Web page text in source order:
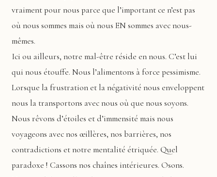
vraiment pour nous parce que l’important ce n’est pas
où nous sommes mais où nous EN sommes avec nous-
mêmes.
Ici ou ailleurs, notre mal-être réside en nous. C’est lui
qui nous étouffe. Nous l’alimentons à force pessimisme.
Lorsque la frustration et la négativité nous enveloppent
nous la transportons avec nous où que nous soyons.
Nous rêvons d’étoiles et d’immensité mais nous
voyageons avec nos œillères, nos barrières, nos
contradictions et notre mentalité étriquée. Quel
paradoxe ! Cassons nos chaînes intérieures. Osons.